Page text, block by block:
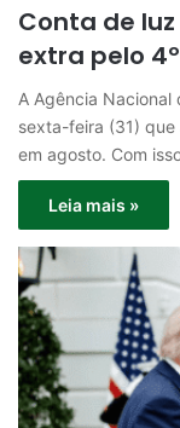
Conta de
extra pelo
A Agência Nacional
sexta-feira (31)
em agosto. Com
Leia mais »